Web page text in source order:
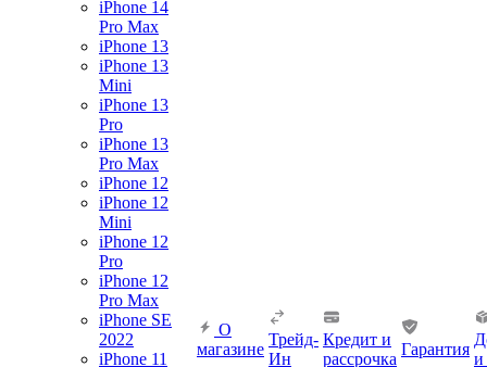
iPhone 14
Pro Max
iPhone 13
iPhone 13
Mini
iPhone 13
Pro
iPhone 13
Pro Max
iPhone 12
iPhone 12
Mini
iPhone 12
Pro
iPhone 12
Pro Max
iPhone SE
2022
iPhone 11
О
магазине
Трейд-
Ин
Кредит и
рассрочка
Гарантия
и